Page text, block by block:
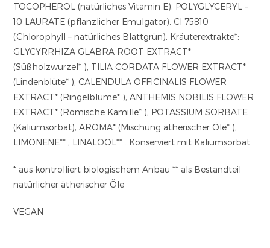
TOCOPHEROL (natürliches Vitamin E), POLYGLYCERYL –
10 LAURATE (pflanzlicher Emulgator), CI 75810
(Chlorophyll – natürliches Blattgrün), Kräuterextrakte*:
GLYCYRRHIZA GLABRA ROOT EXTRACT*
(Süßholzwurzel* ), TILIA CORDATA FLOWER EXTRACT*
(Lindenblüte* ), CALENDULA OFFICINALIS FLOWER
EXTRACT* (Ringelblume* ), ANTHEMIS NOBILIS FLOWER
EXTRACT* (Römische Kamille* ), POTASSIUM SORBATE
(Kaliumsorbat), AROMA* (Mischung ätherischer Öle* ),
LIMONENE** , LINALOOL** . Konserviert mit Kaliumsorbat.
* aus kontrolliert biologischem Anbau ** als Bestandteil
natürlicher ätherischer Öle
VEGAN